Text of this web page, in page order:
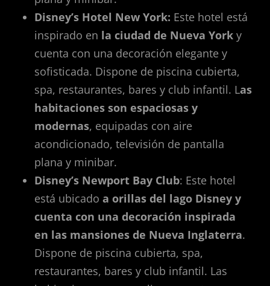
Disney’s Hotel New York: Este hotel está
inspirado en la ciudad de Nueva York y
cuenta con una decoración elegante y
sofisticada. Dispone de piscina cubierta,
spa, restaurantes, bares y club infantil. Las
habitaciones son espaciosas y
modernas, equipadas con aire
acondicionado, televisión de pantalla
plana y minibar.
Disney’s Newport Bay Club: Este hotel
está ubicado a orillas del lago Disney y
cuenta con una decoración inspirada
en las mansiones de Nueva Inglaterra.
Dispone de piscina cubierta, spa,
restaurantes, bares y club infantil. Las